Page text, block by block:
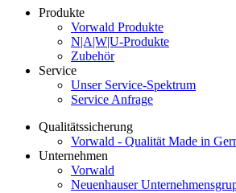
Produkte
Vorwald Produkte
N|A|W|U-Produkte
Zubehör
Service
Unser Service-Spektrum
Service Anfrage
Qualitätssicherung
Vorwald - Qualität Made in
Unternehmen
Vorwald
Neuenhauser